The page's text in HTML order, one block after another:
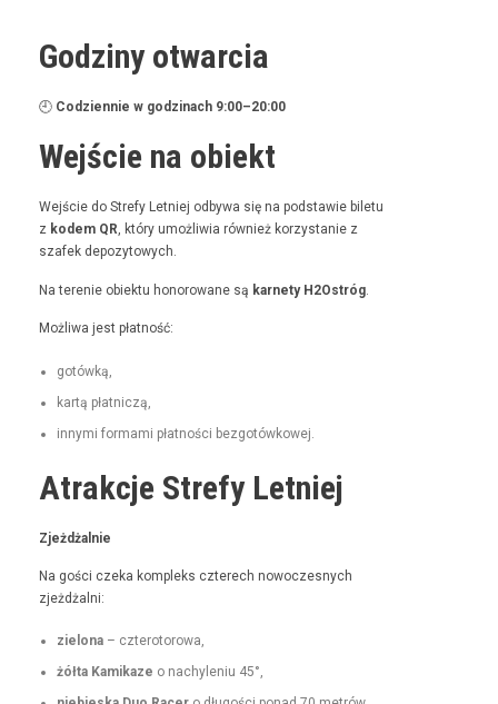
Godziny otwarcia
🕘 Codzi­en­nie w godz­i­nach 9:00–20:00
Wejście na obiekt
Wejś­cie do Stre­fy Let­niej odby­wa się na pod­staw­ie bile­tu
z kodem QR, który umożli­wia również korzys­tanie z
szafek depozytowych.
Na tere­nie obiek­tu hon­orowane są kar­ne­ty H2Ostróg
Możli­wa jest płatność:
gotówką,
kartą płat­niczą,
inny­mi for­ma­mi płat­noś­ci bezgotówkowej.
Atrakcje Strefy Letniej
Zjeżdżal­nie
Na goś­ci czeka kom­pleks czterech nowoczes­nych
zjeżdżalni:
zielona– czterotorowa,
żół­ta Kamikaze o nachyle­niu 45°,